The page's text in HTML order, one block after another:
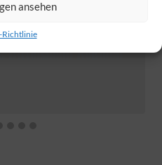
ansehen
Richtlinie
Dittelsheim Heßloch